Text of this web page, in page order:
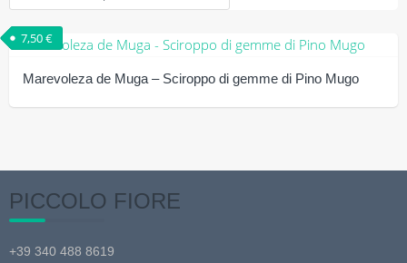
Marevoleza de Muga – Sciroppo di gemme di Pino Mugo
7,50€
PICCOLO FIORE
+39 340 488 8619